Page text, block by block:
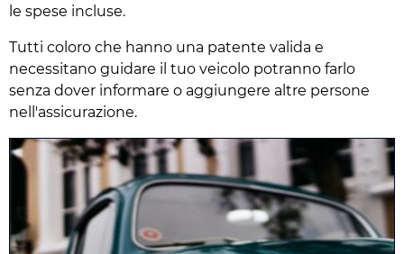
le spese incluse.
Tutti coloro che hanno una patente valida e
necessitano guidare il tuo veicolo potranno farlo
senza dover informare o aggiungere altre persone
nell'assicurazione.